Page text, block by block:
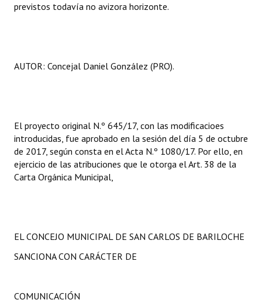
previstos todavía no avizora horizonte.
AUTOR: Concejal Daniel González (PRO).
El proyecto original N.º 645/17, con las modificacioes
introducidas, fue aprobado en la sesión del día 5 de octubre
de 2017, según consta en el Acta N.º 1080/17. Por ello, en
ejercicio de las atribuciones que le otorga el Art. 38 de la
Carta Orgánica Municipal,
EL CONCEJO MUNICIPAL DE SAN CARLOS DE BARILOCHE
SANCIONA CON CARÁCTER DE
COMUNICACIÓN